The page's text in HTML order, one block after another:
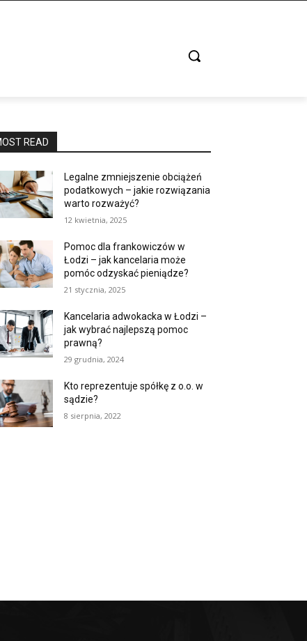
READ
Legalne zmniejszenie obciążeń
podatkowych – jakie rozwiązania
warto rozważyć?
12 kwietnia, 2025
Pomoc dla frankowiczów w
Łodzi – jak kancelaria może
pomóc odzyskać pieniądze?
21 stycznia, 2025
Kancelaria adwokacka w Łodzi –
jak wybrać najlepszą pomoc
prawną?
29 grudnia, 2024
Kto reprezentuje spółkę z o.o. w
sądzie?
8 sierpnia, 2022